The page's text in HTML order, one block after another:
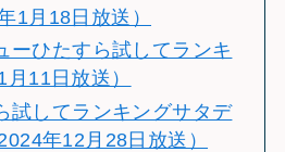
1月18日放送）
ーひたすら試してランキ
11日放送）
試してランキングサタデ
年12月28日放送）